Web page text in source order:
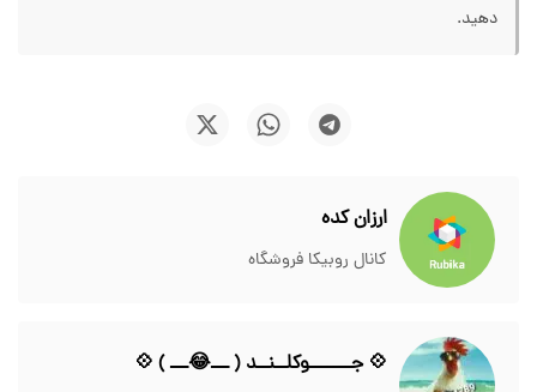
دهید.
ارزان کده
کانال روبیکا فروشگاه
💠 جـــــــوکلــنــد ( ـــ😂ـــ ) 💠